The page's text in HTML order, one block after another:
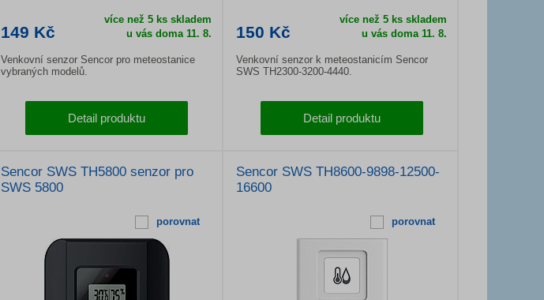
149 Kč
více než 5 ks skladem
u vás doma 11. 8.
Venkovní senzor Sencor pro meteostanice
vybraných modelů.
Detail produktu
150 Kč
více než 5 ks skladem
u vás doma 11. 8.
Venkovní senzor k meteostanicím Sencor
SWS TH2300-3200-4440.
Detail produktu
Sencor SWS TH5800 senzor pro
SWS 5800
porovnat
Sencor SWS TH8600-9898-12500-
16600
porovnat